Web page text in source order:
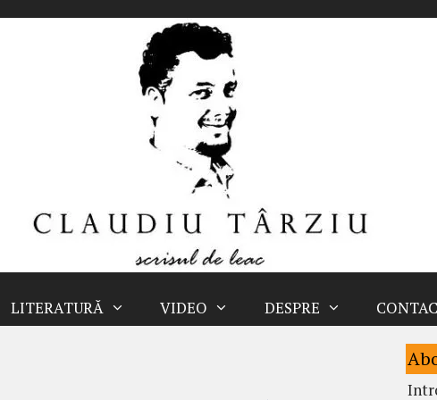
LITERATURĂ VIDEO DESPRE